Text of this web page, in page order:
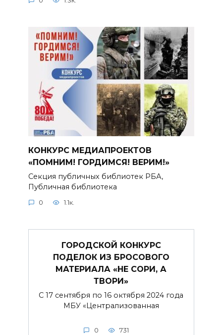
КОНКУРС МЕДИАПРОЕКТОВ
«ПОМНИМ! ГОРДИМСЯ! ВЕРИМ!»
Секция публичных библиотек РБА,
Публичная библиотека
0 1.1к.
ГОРОДСКОЙ КОНКУРС
ПОДЕЛОК ИЗ БРОСОВОГО
МАТЕРИАЛА «НЕ СОРИ, А
ТВОРИ»
С 17 сентября по 16 октября 2024 года
МБУ «Централизованная
0 731